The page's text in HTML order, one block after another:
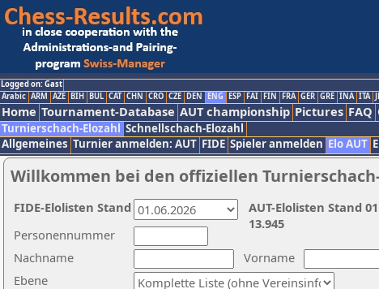
Logged on: Gast
Arabic ARM AZE BIH BUL CAT CHN CRO CZE DEN ENG ESP FAI FIN FRA GER GRE INA ITA
Home Tournament-Database AUT championship Pictures FAQ
Turnierschach-Elozahl Schnellschach-Elozahl
Allgemeines Turnier anmelden: AUT FIDE Spieler anmelden Elo AUT
Willkommen bei den offiziellen
Nachname
Vorname
Ebene
Personennummer
AUT-Elolisten Stand
13.945
FIDE-Elolisten Stand